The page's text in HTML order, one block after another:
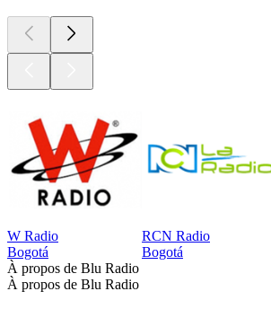
W Radio
Bogotá
RCN Radio
Bogotá
À propos de Blu Radio
À propos de Blu Radio